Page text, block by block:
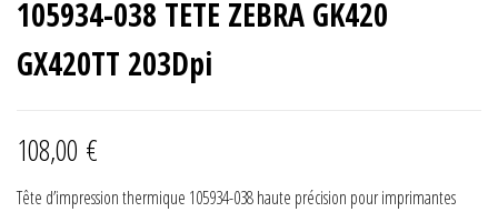
105934-038 TETE ZEBRA GK420
GX420TT 203Dpi
108,00 €
Tête d’impression thermique 105934-038 haute précision pour imprimantes